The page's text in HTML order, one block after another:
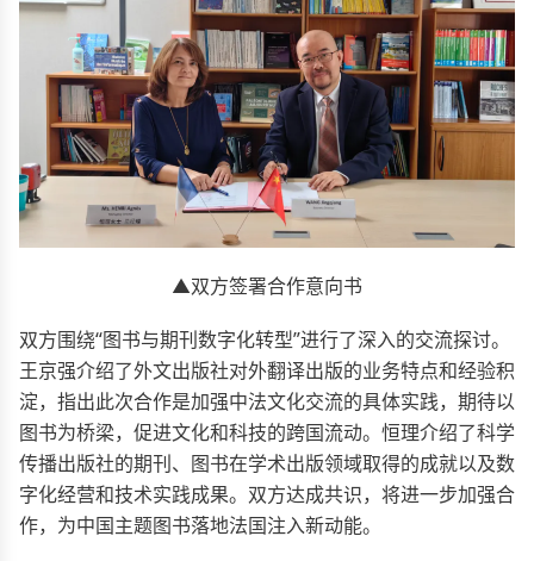
▲双方签署合作意向书
双方围绕“图书与期刊数字化转型”进行了深入的交流探讨。
王京强介绍了外文出版社对外翻译出版的业务特点和经验积
淀，指出此次合作是加强中法文化交流的具体实践，期待以
图书为桥梁，促进文化和科技的跨国流动。恒理介绍了科学
传播出版社的期刊、图书在学术出版领域取得的成就以及数
字化经营和技术实践成果。双方达成共识，将进一步加强合
作，为中国主题图书落地法国注入新动能。